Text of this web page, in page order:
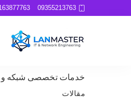
09355213763
خدمات تخصصی شبکه و
مقالات